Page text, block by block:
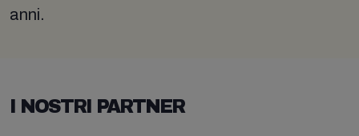
anni.
I NOSTRI PARTNER